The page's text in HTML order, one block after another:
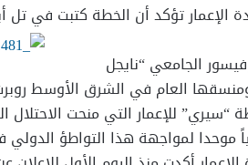
الإعمار تؤكد أن الخطة كتبت في
الجامعي “نايجل
العام في الشرق الأوسط
“سيري” للإعمار التي منحت
موحدا لمواجهة هذا التواطؤ